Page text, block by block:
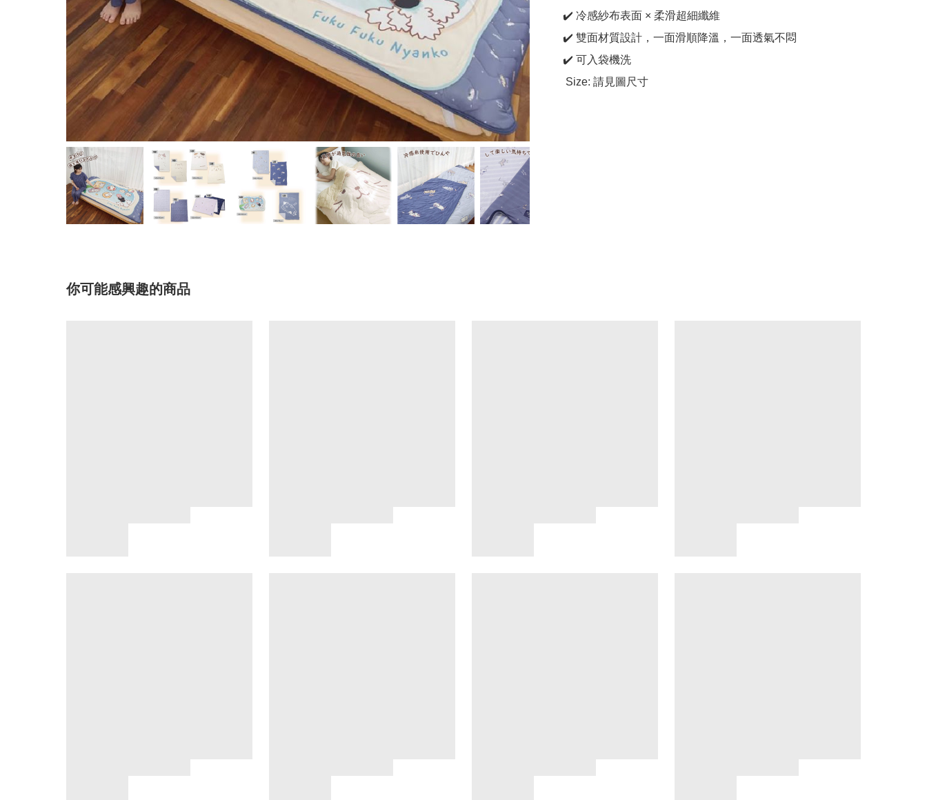
✔️ 冷感紗布表面 × 柔滑超細纖維
✔️ 雙面材質設計，一面滑順降溫，一面透氣不悶
✔️ 可入袋機洗
Size: 請見圖尺寸
你可能感興趣的商品